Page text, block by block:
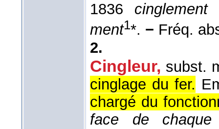
1836 cinglement
ment1*. − Fréq.
2.
Cingleur, subst.
cinglage du fer.
chargé du
face de